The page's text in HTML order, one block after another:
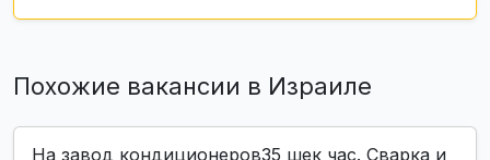
Похожие вакансии в Израиле
На завод кондиционеров35 шек час. Сварка и